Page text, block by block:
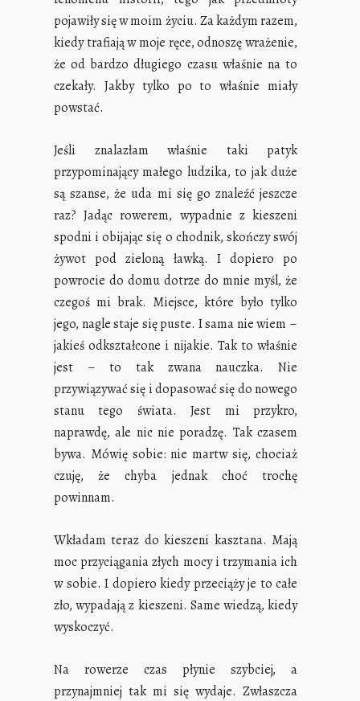
pojawiły się w moim życiu. Za każdym razem,
kiedy trafiają w moje ręce, odnoszę wrażenie,
że od bardzo długiego czasu właśnie na to
czekały. Jakby tylko po to właśnie miały
powstać.
Jeśli znalazłam właśnie taki patyk
przypominający małego ludzika, to jak duże
są szanse, że uda mi się go znaleźć jeszcze
raz? Jadąc rowerem, wypadnie z kieszeni
spodni i obijając się o chodnik, skończy swój
żywot pod zieloną ławką. I dopiero po
powrocie do domu dotrze do mnie myśl, że
czegoś mi brak. Miejsce, które było tylko
jego, nagle staje się puste. I sama nie wiem –
jakieś odkształcone i nijakie. Tak to właśnie
jest – to tak zwana nauczka. Nie
przywiązywać się i dopasować się do nowego
stanu tego świata. Jest mi przykro,
naprawdę, ale nic nie poradzę. Tak czasem
bywa. Mówię sobie: nie martw się, chociaż
czuję, że chyba jednak choć trochę
powinnam.
Wkładam teraz do kieszeni kasztana. Mają
moc przyciągania złych mocy i trzymania ich
w sobie. I dopiero kiedy przeciąży je to całe
zło, wypadają z kieszeni. Same wiedzą, kiedy
wyskoczyć.
Na rowerze czas płynie szybciej, a
przynajmniej tak mi się wydaje. Zwłaszcza